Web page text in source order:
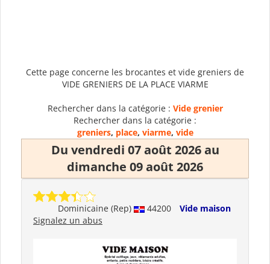
Cette page concerne les brocantes et vide greniers de
VIDE GRENIERS DE LA PLACE VIARME
Rechercher dans la catégorie : Vide grenier
Rechercher dans la catégorie :
greniers, place, viarme, vide
Du vendredi 07 août 2026 au
dimanche 09 août 2026
Dominicaine (Rep) 44200
Vide maison
Signalez un abus